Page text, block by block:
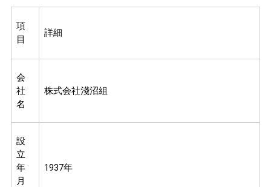
項
目
詳細
会
社
名
株式会社淺沼組
設
立
年
月
1937年